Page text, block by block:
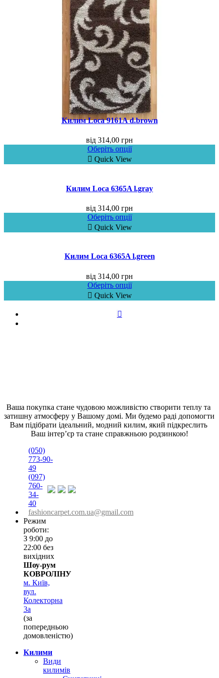
Килим Loca 9161A d.brown
від 314,00 грн
Оберіть опції
Quick View
Килим Loca 6365A l.gray
від 314,00 грн
Оберіть опції
Quick View
Килим Loca 6365A l.green
від 314,00 грн
Оберіть опції
Quick View
Ваша покупка стане чудовою можливістю створити теплу та
затишну атмосферу у Вашому домі. Ми будемо раді допомогти
Вам підібрати ідеальний, модний килим, який підкреслить
Ваш інтер’єр та стане справжньою родзинкою!
(050)
773-90-
49
(097)
760-
34-
40
fashioncarpet.com.ua@gmail.com
Режим
роботи:
З 9:00 до
22:00 без
вихідних
Шоу-рум
КОВРОЛІНУ
м. Київ,
вул.
Колекторна
3а
(за
попередньою
домовленістю)
Килими
Види
килимів